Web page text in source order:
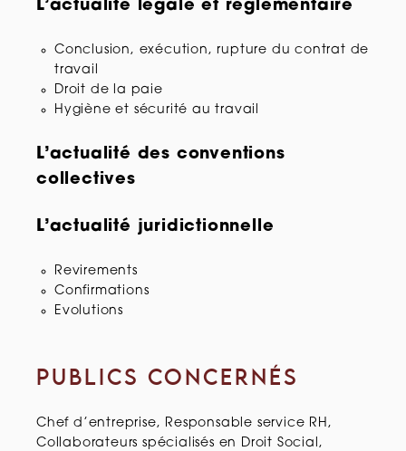
L’actualité légale et réglementaire
Conclusion, exécution, rupture du contrat de
travail
Droit de la paie
Hygiène et sécurité au travail
L’actualité des conventions
collectives
L’actualité juridictionnelle
Revirements
Confirmations
Evolutions
PUBLICS CONCERNÉS
Chef d’entreprise, Responsable service RH,
Collaborateurs spécialisés en Droit Social,